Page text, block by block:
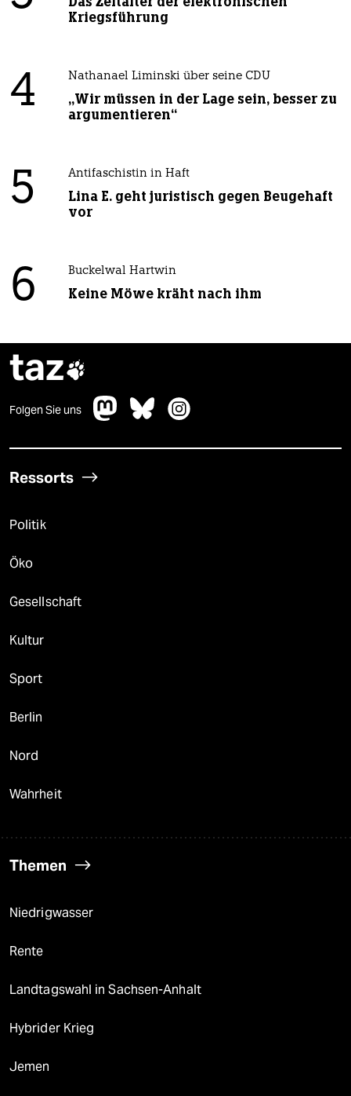
Kriegsführung
4 Nathanael Liminski über seine CDU
„Wir müssen in der Lage sein, besser zu
argumentieren“
5 Antifaschistin in Haft
Lina E. geht juristisch gegen Beugehaft
vor
6 Buckelwal Hartwin
Keine Möwe kräht nach ihm
taz
Folgen Sie uns
Ressorts
Politik
Öko
Gesellschaft
Kultur
Sport
Berlin
Nord
Wahrheit
Themen
Niedrigwasser
Rente
Landtagswahl in Sachsen-Anhalt
Hybrider Krieg
Jemen